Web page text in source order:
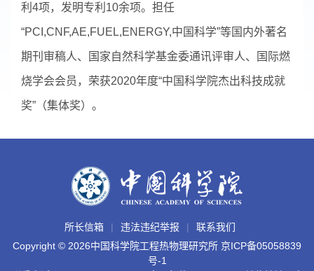
利4项，发明专利10余项。担任
“PCI,CNF,AE,FUEL,ENERGY,中国科学”等国内外著名
期刊审稿人、国家自然科学基金委通讯评审人、国际燃
烧学会会员，荣获2020年度“中国科学院杰出科技成就
奖”（集体奖）。
所长信箱 违法违纪举报
联系我们
Copyright © 2026中国科学院工程热物理研究所 京ICP备05058839
号-1